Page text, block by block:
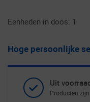
Eenheden in doos: 1
Hoge persoonlijke
Uit
Producten